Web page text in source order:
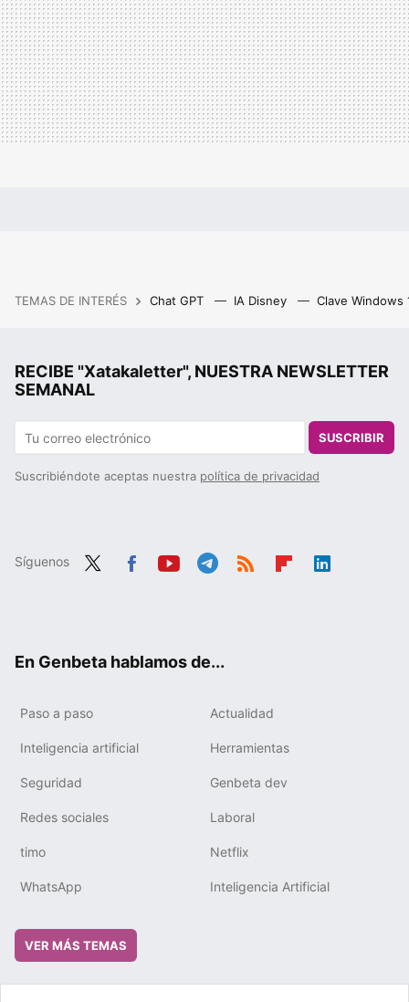
TEMAS DE INTERÉS Chat GPT IA Disney Clave Windows
RECIBE "Xatakaletter", NUESTRA NEWSLETTER
SEMANAL
SUSCRIBIR
Suscribiéndote aceptas nuestra política de privacidad
Síguenos
En Genbeta hablamos de...
Paso a paso Actualidad
Inteligencia artificial Herramientas
Seguridad Genbeta dev
Redes sociales Laboral
timo Netflix
WhatsApp Inteligencia Artificial
VER MÁS TEMAS